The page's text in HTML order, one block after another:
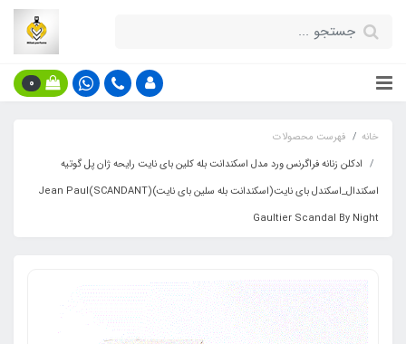
0
خانه
فهرست محصولات
ادکلن زنانه فراگرنس ورد مدل اسکندانت بله کلین بای نایت رایحه ژان پل گوتیه
اسکندال_اسکندل بای نایت(اسکندانت بله سلین بای نایت)(SCANDANT)Jean Paul
Gaultier Scandal By Night